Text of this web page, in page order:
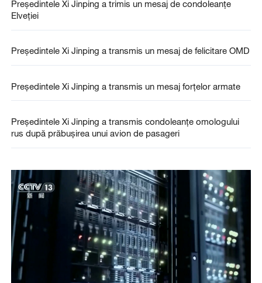
Președintele Xi Jinping a trimis un mesaj de condoleanțe
Elveției
Președintele Xi Jinping a transmis un mesaj de felicitare OMD
Președintele Xi Jinping a transmis un mesaj forțelor armate
Președintele Xi Jinping a transmis condoleanțe omologului
rus după prăbușirea unui avion de pasageri